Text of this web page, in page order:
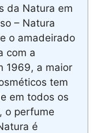
da Natura em
– Natura
o amadeirado
com a
1969, a maior
tem
em todos os
o perfume
é